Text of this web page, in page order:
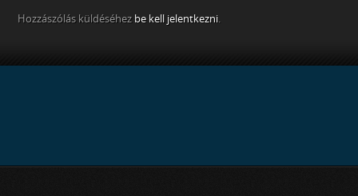
Hozzászólás küldéséhez be kell jelentkezni.